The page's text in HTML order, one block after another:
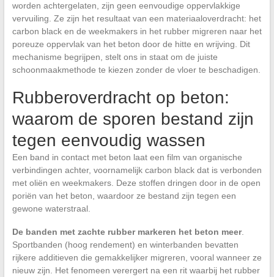
worden achtergelaten, zijn geen eenvoudige oppervlakkige
vervuiling. Ze zijn het resultaat van een materiaaloverdracht: het
carbon black en de weekmakers in het rubber migreren naar het
poreuze oppervlak van het beton door de hitte en wrijving. Dit
mechanisme begrijpen, stelt ons in staat om de juiste
schoonmaakmethode te kiezen zonder de vloer te beschadigen.
Rubberoverdracht op beton:
waarom de sporen bestand zijn
tegen eenvoudig wassen
Een band in contact met beton laat een film van organische
verbindingen achter, voornamelijk carbon black dat is verbonden
met oliën en weekmakers. Deze stoffen dringen door in de open
poriën van het beton, waardoor ze bestand zijn tegen een
gewone waterstraal.
De banden met zachte rubber markeren het beton meer.
Sportbanden (hoog rendement) en winterbanden bevatten
rijkere additieven die gemakkelijker migreren, vooral wanneer ze
nieuw zijn. Het fenomeen verergert na een rit waarbij het rubber